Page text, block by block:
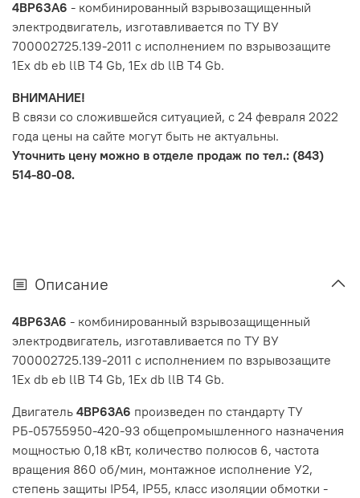
4ВР6ЗA6 - комбинированный взрывозащищенный
электродвигатель, изготавливается по ТУ ВУ
700002725.139-2011 с исполнением по взрывозащите
1Ex db eb llB T4 Gb, 1Ex db llB T4 Gb.
ВНИМАНИЕ!
В связи со сложившейся ситуацией, с 24 февраля 2022
года цены на сайте могут быть не актуальны.
Уточнить цену можно в отделе продаж по тел.: (843)
514-80-08.
Описание
4BP63A6 - комбинированный взрывозащищенный
электродвигатель, изготавливается по ТУ ВУ
700002725.139-2011 с исполнением по взрывозащите
1Ex db eb llB T4 Gb, 1Ex db llB T4 Gb.
Двигатель 4BP63A6 произведен по стандарту ТУ
РБ-05755950-420-93 общепромышленного назначения
мощностью 0,18 кВт, количество полюсов 6, частота
вращения 860 об/мин, монтажное исполнение У2,
степень защиты IP54, IP55, класс изоляции обмотки -